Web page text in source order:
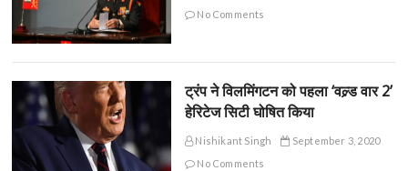
No Comments
ट्रंप ने विलमिंगटन को पहला ‘वल्र्ड वार 2’
हेरिटेज सिटी घोषित किया
Nishikant Singh
September 3, 2020
No Comments